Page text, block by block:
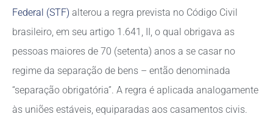
Federal (STF) alterou a regra prevista no Código Civil
brasileiro, em seu artigo 1.641, II, o qual obrigava as
pessoas maiores de 70 (setenta) anos a se casar no
regime da separação de bens – então denominada
“separação obrigatória”. A regra é aplicada analogamente
às uniões estáveis, equiparadas aos casamentos civis.